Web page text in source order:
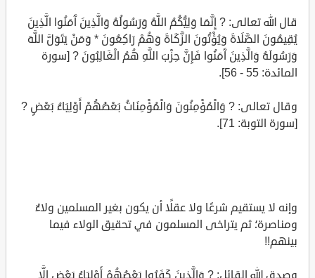
قال الله تعالى: ? إِنَّمَا وَلِيُّكُمُ اللَّهُ وَرَسُولُهُ وَالَّذِينَ آَمَنُوا الَّذِينَ
يُقِيمُونَ الصَّلَاةَ وَيُؤْتُونَ الزَّكَاةَ وَهُمْ رَاكِعُونَ * وَمَنْ يَتَوَلَّ اللَّهَ
وَرَسُولَهُ وَالَّذِينَ آَمَنُوا فَإِنَّ حِزْبَ اللَّهِ هُمُ الْغَالِبُونَ ? [سورة
المائدة: 55 - 56].
وقال تعالى: ? وَالْمُؤْمِنُونَ وَالْمُؤْمِنَاتُ بَعْضُهُمْ أَوْلِيَاءُ بَعْضٍ ?
[سورة التوبة: 71].
وإنه لا يستقيم شرعًا ولا عقلًا أن يكون بغير المسلمين ولاءٌ
ومناصرة؛ ثم يتراخى المسلمون في تحقيق الولاء فيما
بينهم!!